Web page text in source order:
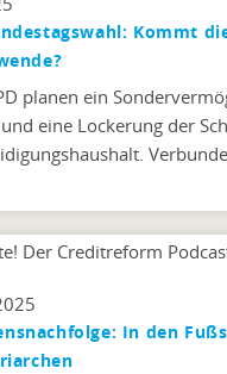
Kommt
planen ein
eine Lockerung der
In den